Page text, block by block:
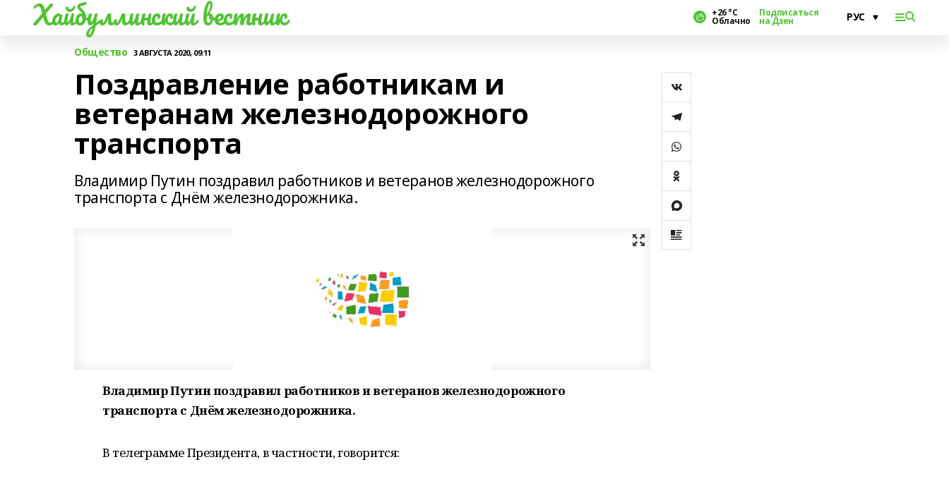
Хайбуллинский вестник +26 °С
Облачно
Подписаться
на Дзен
Общество 3 АВГУСТА 2020, 09:11
Поздравление работникам и
ветеранам железнодорожного
транспорта
Владимир Путин поздравил работников и ветеранов железнодорожного
транспорта с Днём железнодорожника.
Владимир Путин поздравил работников и ветеранов железнодорожного
транспорта с Днём железнодорожника.
В телеграмме Президента, в частности, говорится: